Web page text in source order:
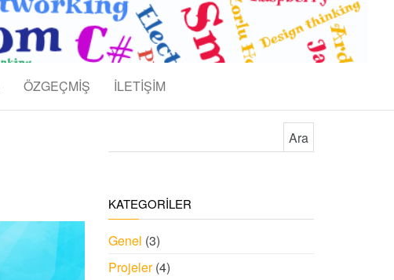
ÖZGEÇMİŞ İLETİŞİM
KATEGORİLER
Genel (3)
Projeler(4)